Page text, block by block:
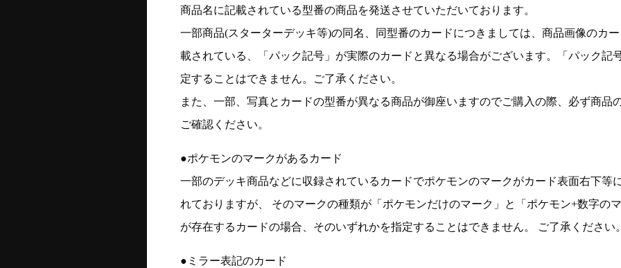
商品名に記載されている型番の商品を発送させていただいております。
一部商品(スターターデッキ等)の同名、同型番のカードにつきましては、商品画像のカ
載されている、「パック記号」が実際のカードと異なる場合がございます。「パック記
定することはできません。ご了承ください。
また、一部、写真とカードの型番が異なる商品が御座いますのでご購入の際、必ず商品
ご確認ください。
●ポケモンのマークがあるカード
一部のデッキ商品などに収録されているカードでポケモンのマークがカード表面右下等
れておりますが、 そのマークの種類が「ポケモンだけのマーク」と「ポケモン+数字のマ
が存在するカードの場合、そのいずれかを指定することはできません。 ご了承ください
●ミラー表記のカード